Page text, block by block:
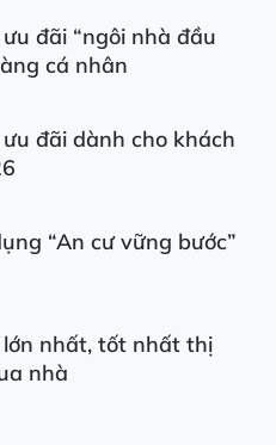
đãi “ngôi nhà đầu
cá nhân
đãi dành cho khách
“An cư vững bước”
nhất, tốt nhất thị
nhà